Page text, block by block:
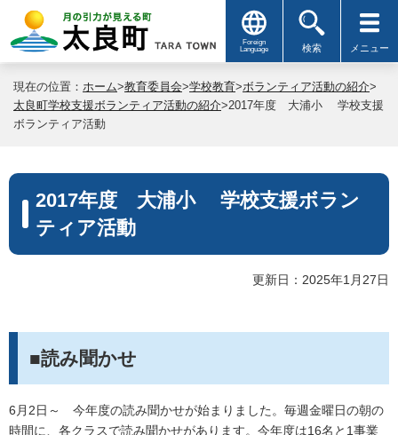
Foreign
Language
検索 メニュー
現在の位置： ホーム>教育委員会>学校教育>ボランティア活動の紹介>
太良町学校支援ボランティア活動の紹介>2017年度 大浦小 学校支援
ボランティア活動
2017年度 大浦小 学校支援ボラン
ティア活動
更新日：2025年1月27日
■読み聞かせ
6月2日～ 今年度の読み聞かせが始まりました。毎週金曜日の朝の
時間に、各クラスで読み聞かせがあります。今年度は16名と1事業